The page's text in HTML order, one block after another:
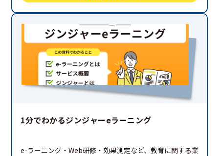
1分でわかるジンジャーeラーニング
e-ラーニング・Web研修・効果測定など、教育に関する業